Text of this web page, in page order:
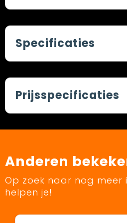
Specificaties
Prijsspecificaties
Anderen
Op zoek naar nog meer
helpen je!